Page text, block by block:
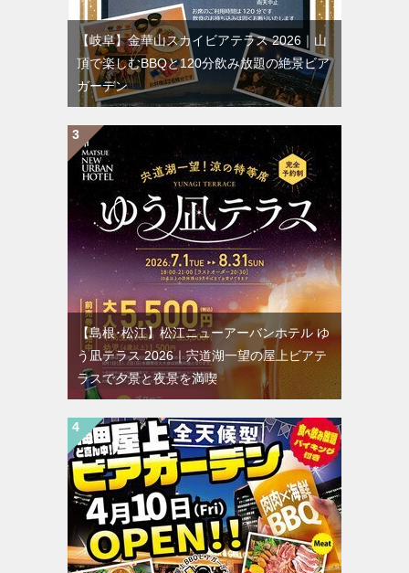
【岐阜】金華山スカイビアテラス 2026｜山
頂で楽しむBBQと120分飲み放題の絶景ビア
ガーデン
【島根･松江】松江ニューアーバンホテル ゆ
う凪テラス 2026｜宍道湖一望の屋上ビアテ
ラスで夕景と夜景を満喫